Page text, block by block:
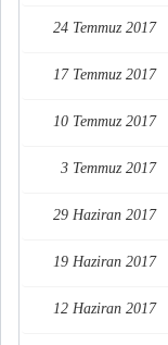
24 Temmuz 2017
17 Temmuz 2017
10 Temmuz 2017
3 Temmuz 2017
29 Haziran 2017
19 Haziran 2017
12 Haziran 2017